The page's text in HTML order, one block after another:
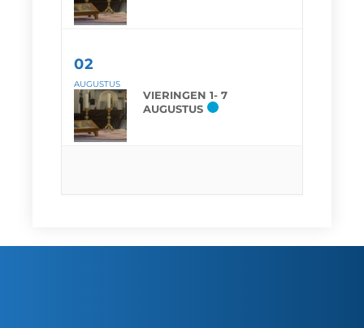
02
AUGUSTUS
VIERINGEN 1- 7
AUGUSTUS